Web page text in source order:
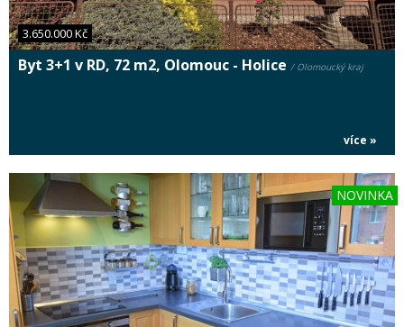
3.650.000 Kč
Byt 3+1 v RD, 72 m2, Olomouc - Holice / Olomoucký kraj
více »
NOVINKA